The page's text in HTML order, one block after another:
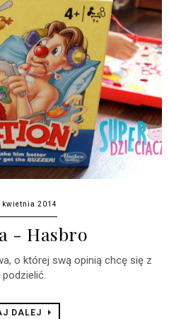
kwietnia 2014
- Hasbro
o której swą opinią chcę się z
DALEJ